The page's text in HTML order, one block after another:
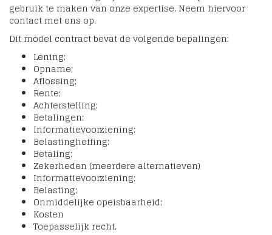
gebruik te maken van onze expertise. Neem hiervoor
contact met ons op.
Dit model contract bevat de volgende bepalingen:
Lening;
Opname;
Aflossing;
Rente;
Achterstelling;
Betalingen;
Informatievoorziening;
Belastingheffing;
Betaling;
Zekerheden (meerdere alternatieven)
Informatievoorziening;
Belasting;
Onmiddelijke opeisbaarheid;
Kosten
Toepasselijk recht.